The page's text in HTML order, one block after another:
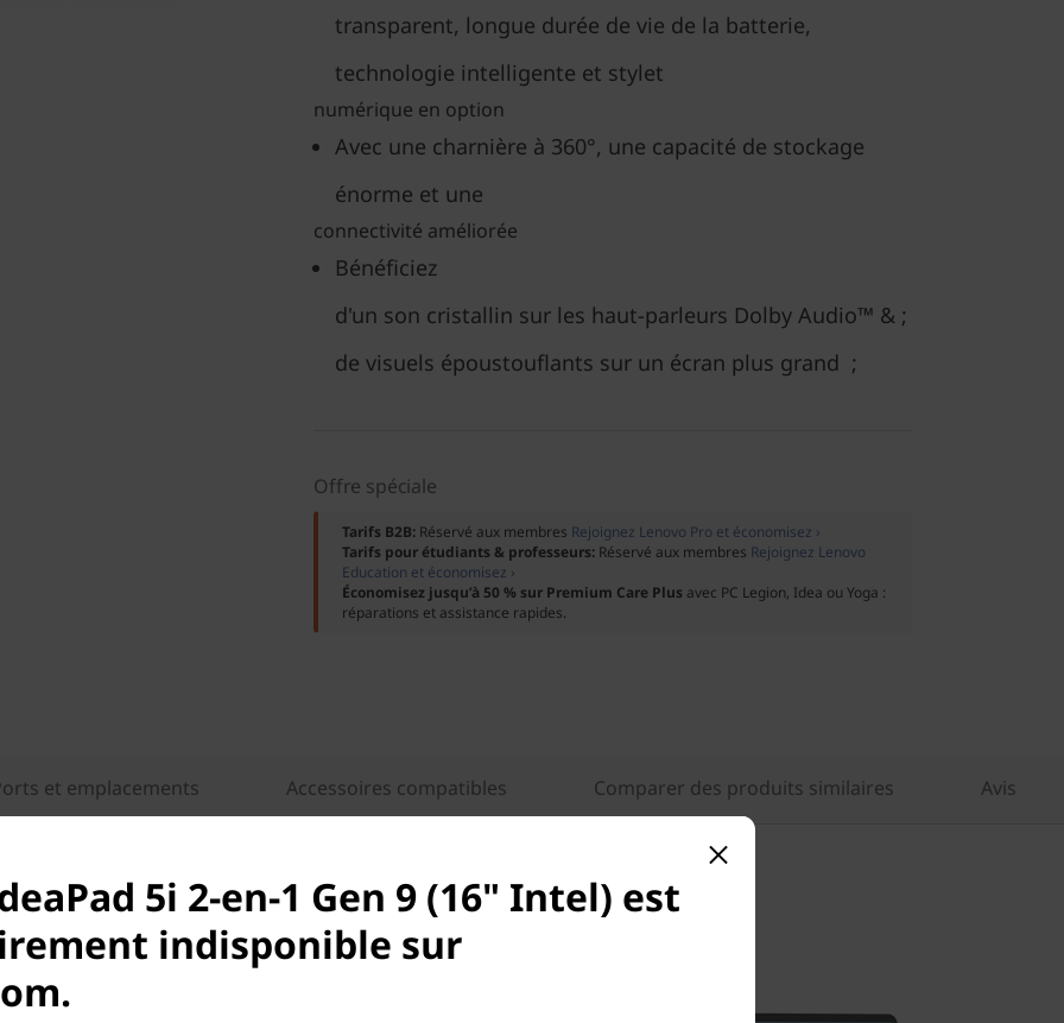
transparent, longue durée de vie de la batterie,
technologie intelligente et stylet
numérique en option
Avec une charnière à 360°, une capacité de stockage
énorme et une
connectivité améliorée
Bénéficiez
d'un son cristallin sur les haut-parleurs Dolby Audio™ & ;
de visuels époustouflants sur un écran plus grand ;
Offre spéciale
Tarifs B2B: Réservé aux membres Rejoignez Lenovo Pro et économisez ›
Tarifs pour étudiants & professeurs: Réservé aux membres Rejoignez Lenovo
Education et économisez ›
Économisez jusqu’à 50 % sur Premium Care Plus avec PC Legion, Idea ou Yoga :
réparations et assistance rapides.
et emplacements Accessoires compatibles Comparer des produits similaires Avis
5i 2-en-1 Gen 9 (16" Intel) est
indisponible sur